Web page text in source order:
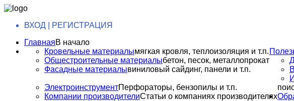
ВХОД | РЕГИСТРАЦИЯ
ГлавнаяВ начало
Кровельные материалымягкая кровля, теплоизоляция и т.п.
Общестроительные материалыбетон, песок, металлопрокат
Фасадные материалывиниловый сайдинг, панели и т.п.
ЭлектроинструментПерфораторы, бензопилы и т.п.
Компании производителиСтатьи о компаниях производителях